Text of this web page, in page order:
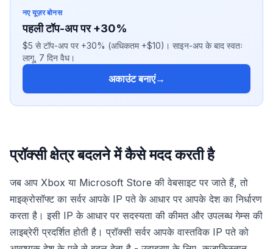
नए यूज़र बोनस
पहली टॉप-अप पर +30%
$5 से टॉप-अप पर +30% (अधिकतम +$10)। साइन-अप के बाद स्वतः
लागू, 7 दिन वैध।
अकाउंट बनाएं→
प्रॉक्सी क्षेत्र बदलने में कैसे मदद करती है
जब आप Xbox या Microsoft Store की वेबसाइट पर जाते हैं, तो
माइक्रोसॉफ्ट का सर्वर आपके IP पते के आधार पर आपके देश का निर्धारण
करता है। इसी IP के आधार पर सदस्यता की कीमत और उपलब्ध गेम्स की
लाइब्रेरी प्रदर्शित होती है। प्रॉक्सी सर्वर आपके वास्तविक IP पते को